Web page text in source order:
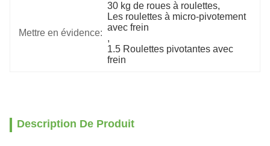
Mettre en évidence:
30 kg de roues à roulettes,
Les roulettes à micro-pivotement
avec frein
,
1.5 Roulettes pivotantes avec
frein
Description De Produit